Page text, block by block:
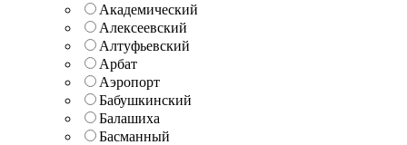
Академический
Алексеевский
Алтуфьевский
Арбат
Аэропорт
Бабушкинский
Балашиха
Басманный